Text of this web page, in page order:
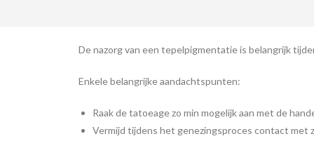
De nazorg van een tepelpigmentatie is belangrijk
Enkele belangrijke aandachtspunten:
Raak de tatoeage zo min mogelijk aan met de
Vermijd tijdens het genezingsproces contact met